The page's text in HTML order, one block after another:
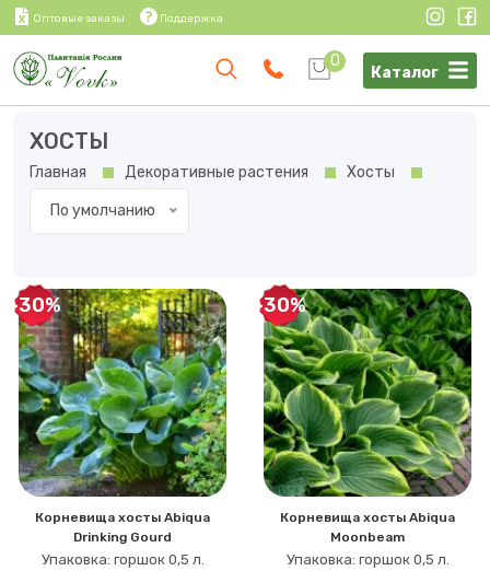
Оптовые заказы Поддержка
0
Каталог
ХОСТЫ
Главная Декоративные растения Хосты
По умолчанию
-30%
Корневища хосты Abiqua
Drinking Gourd
Упаковка: горшок 0,5 л.
-30%
Корневища хосты Abiqua
Moonbeam
Упаковка: горшок 0,5 л.